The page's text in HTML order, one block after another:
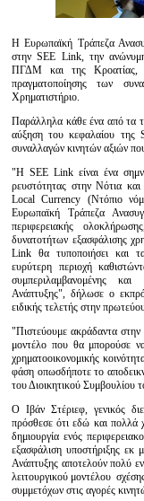
Η Ευρωπαϊκή Τράπεζα
στην SEE Link, την
ΠΓΔΜ και της Κροατίας,
πραγματοποίησης των
Χρηματιστήριο.
Παράλληλα κάθε ένα από τα
αύξηση του κεφαλαίου της
συναλλαγών κινητών αξιών
"Η SEE Link είναι ένα
ρευστότητας στην Νότια
Local Currency (Ντόπιο
Ευρωπαϊκή Τράπεζα
περιφερειακής
δυνατοτήτων εξασφάλισης
Link θα τυποποιήσει και τα
ευρύτερη περιοχή
συμπεριλαμβανομένης
Ανάπτυξης", δήλωσε ο
ειδικής τελετής στην
"Πιστεύουμε ακράδαντα
μοντέλο που θα μπορούσε
χρηματοοικονομικής
φάση οπωσδήποτε το
του Διοικητικού Συμβουλίου
Ο Ιβάν Στέριεφ, γενικός
πρόσθεσε ότι εδώ και πολλά
δημιουργία ενός
εξασφάλιση υποστήριξης εκ
Ανάπτυξης αποτελούν πολύ
λειτουργικού μοντέλου
συμμετόχων στις αγορές